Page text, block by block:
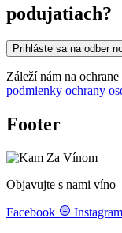
podujatiach?
Prihláste sa na odber
Záleží nám na
podmienky ochrany
Footer
Objavujte s nami víno
Facebook Instagram